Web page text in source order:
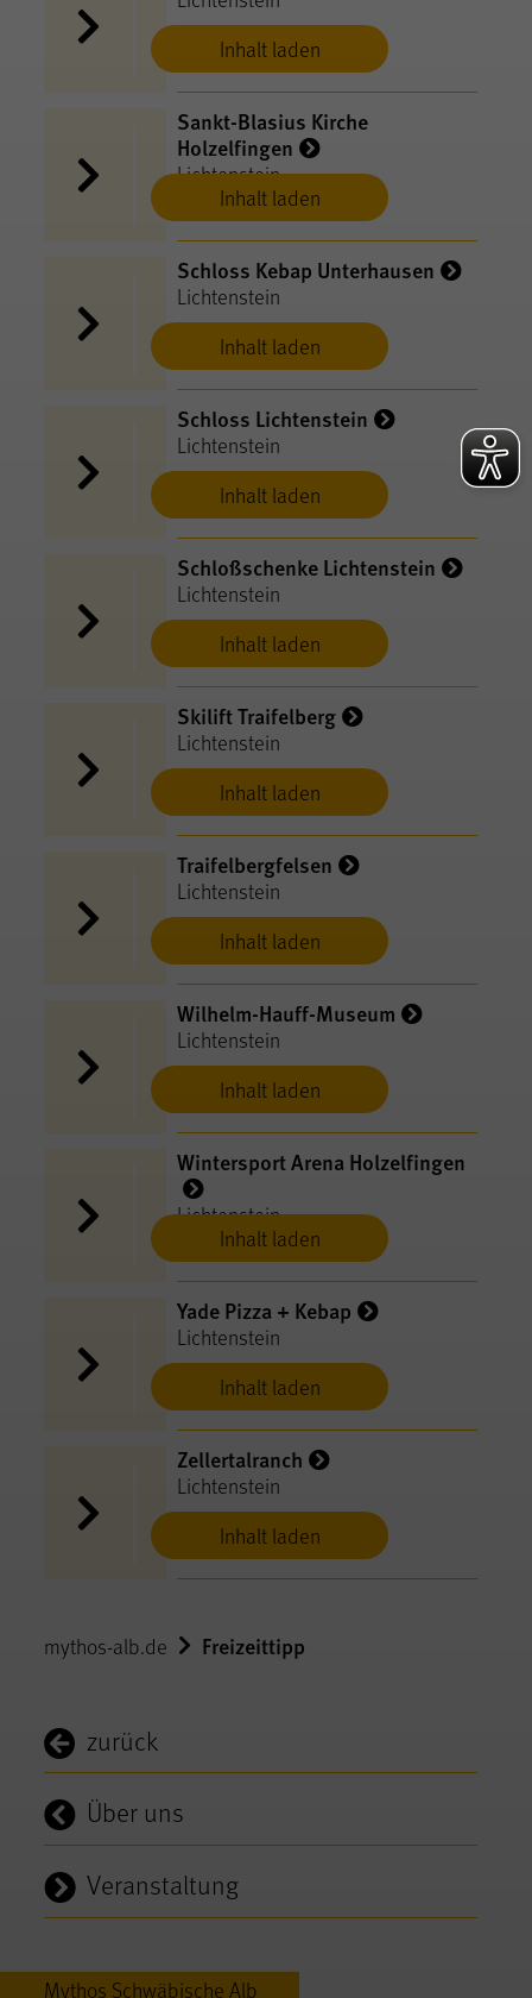
Inhalt laden
Inhalt laden
Sankt-Blasius Kirche
Holzelfingen
Lichtenstein
Inhalt laden
Schloss Kebap Unterhausen
Lichtenstein
Inhalt laden
Schloss Lichtenstein
Lichtenstein
Inhalt laden
Schloßschenke Lichtenstein
Lichtenstein
Inhalt laden
Skilift Traifelberg
Lichtenstein
Inhalt laden
Traifelbergfelsen
Lichtenstein
Inhalt laden
Wilhelm-Hauff-Museum
Lichtenstein
Inhalt laden
Wintersport Arena Holzelfingen
Lichtenstein
Inhalt laden
Yade Pizza + Kebap
Lichtenstein
Inhalt laden
Zellertalranch
Lichtenstein
mythos-alb.de Freizeittipp
zurück
Über uns
Veranstaltung
Mythos Schwäbische Alb